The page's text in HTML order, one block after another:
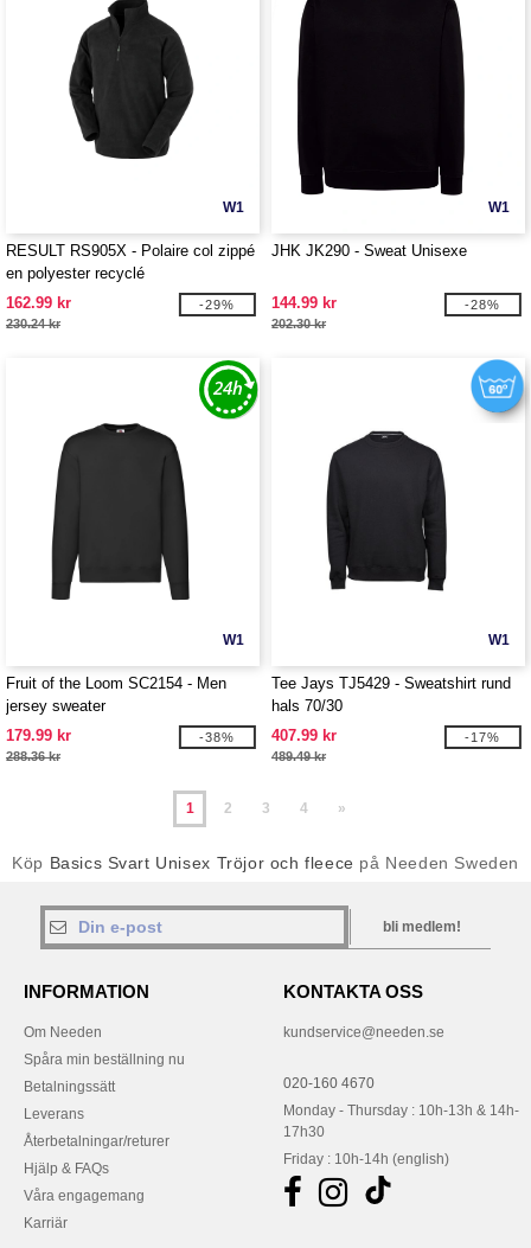
W1
RESULT RS905X - Polaire col zippé
en polyester recyclé
162.99 kr
230.24 kr
-29%
W1
JHK JK290 - Sweat Unisexe
144.99 kr
202.30 kr
-28%
W1
Fruit of the Loom SC2154 - Men
jersey sweater
179.99 kr
288.36 kr
-38%
W1
Tee Jays TJ5429 - Sweatshirt rund
hals 70/30
407.99 kr
489.49 kr
-17%
1 2 3 4 »
Köp Basics Svart Unisex Tröjor och fleece på Needen Sweden
bli medlem!
INFORMATION
Om Needen
Spåra min beställning nu
Betalningssätt
Leverans
Återbetalningar/returer
Hjälp & FAQs
Våra engagemang
Karriär
KONTAKTA OSS
kundservice@needen.se
020-160 4670
Monday - Thursday : 10h-13h & 14h-
17h30
Friday : 10h-14h (english)